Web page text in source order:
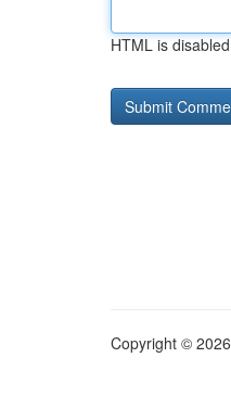
HTML is disabled
Copyright ©